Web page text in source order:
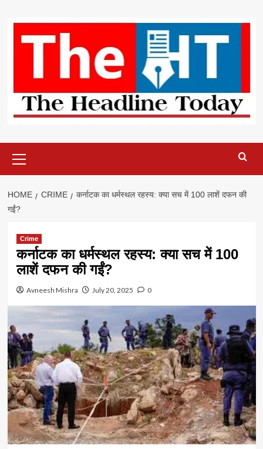
content
Menu
HOME CRIME
कर्नाटक का धर्मस्थल रहस्य: क्या सच में 100 लाशें दफन की
गईं?
Crime
कर्नाटक का धर्मस्थल रहस्य: क्या सच में 100
लाशें दफन की गईं?
Avneesh Mishra July 20, 2025 0